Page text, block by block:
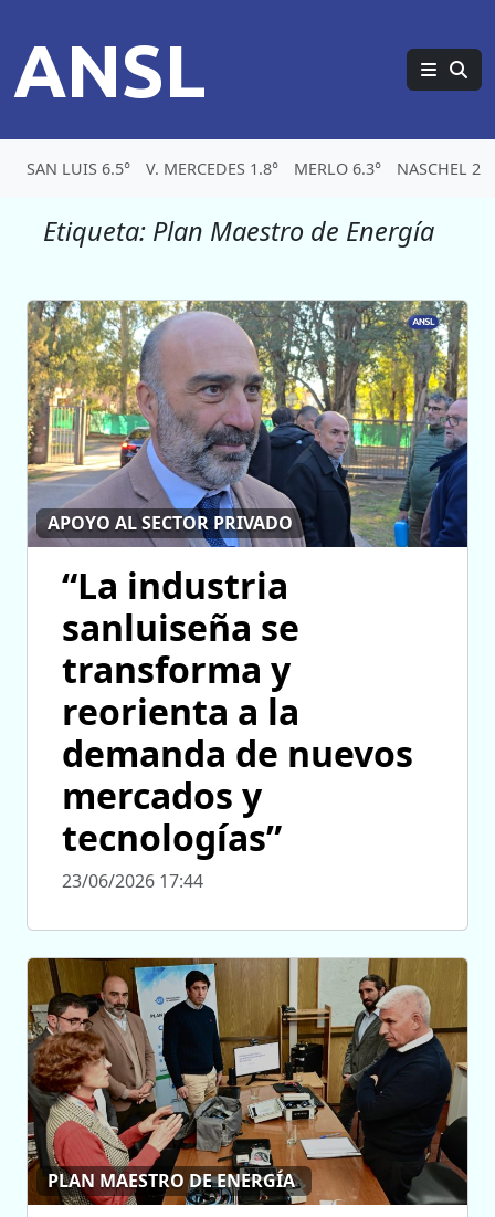
ANSL
SAN LUIS 6.5° V. MERCEDES 1.8° MERLO 6.3° NASCHEL
Etiqueta: Plan Maestro de Energía
APOYO AL SECTOR PRIVADO
“La industria
sanluiseña se
transforma y
reorienta a la
demanda de nuevos
mercados y
tecnologías”
23/06/2026 17:44
PLAN MAESTRO DE ENERGÍA